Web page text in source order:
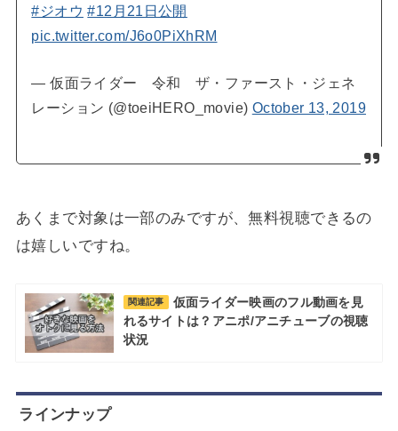
#ジオウ #12月21日公開
pic.twitter.com/J6o0PiXhRM
— 仮面ライダー 令和 ザ・ファースト・ジェネ
レーション (@toeiHERO_movie) October 13, 2019
あくまで対象は一部のみですが、無料視聴できるの
は嬉しいですね。
関連記事
仮面ライダー映画のフル動画を見
れるサイトは？アニポ/アニチューブの視聴
状況
ラインナップ